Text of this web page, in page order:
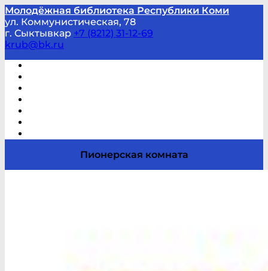
Молодёжная библиотека Республики Коми
ул. Коммунистическая, 78
г. Сыктывкар +7 (8212) 31-12-69
krub@bk.ru
Пионерская комната